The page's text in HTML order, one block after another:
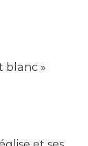
blanc »